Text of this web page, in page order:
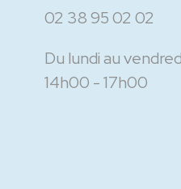
02 38 95 02 02
Du lundi au
14h00 - 17h00